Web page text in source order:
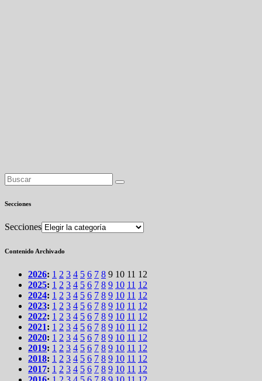
Secciones
Secciones
Contenido Archivado
2026: 1 2 3 4 5 6 7 8 9 10 11 12
2025: 1 2 3 4 5 6 7 8 9 10 11 12
2024: 1 2 3 4 5 6 7 8 9 10 11 12
2023: 1 2 3 4 5 6 7 8 9 10 11 12
2022: 1 2 3 4 5 6 7 8 9 10 11 12
2021: 1 2 3 4 5 6 7 8 9 10 11 12
2020: 1 2 3 4 5 6 7 8 9 10 11 12
2019: 1 2 3 4 5 6 7 8 9 10 11 12
2018: 1 2 3 4 5 6 7 8 9 10 11 12
2017: 1 2 3 4 5 6 7 8 9 10 11 12